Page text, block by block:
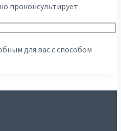
проконсультирует
для вас с способом